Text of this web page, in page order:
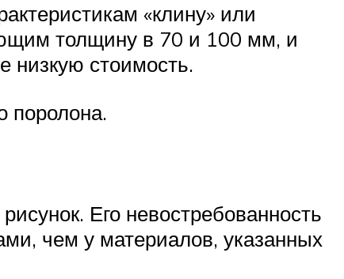
«клину» или
толщину в 70 и 100 мм, и
низкую стоимость.
поролона.
Его невостребованность
чем у материалов, указанных